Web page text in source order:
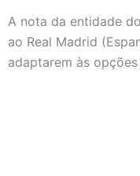
A nota da entidade
ao Real Madrid
adaptarem às